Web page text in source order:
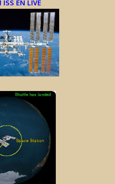
ISS EN LIVE